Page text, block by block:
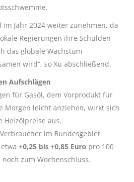
Jahr 2024 weiter zunehmen, da
Regierungen ihre Schulden
das globale Wachstum
wird“, so Xu abschließend.
Aufschlägen
für Gasöl, dem Vorprodukt für
Morgen leicht anziehen, wirkt sich
Heizölpreise aus.
im Bundesgebiet
+0,25 bis +0,85 Euro pro 100
zum Wochenschluss.